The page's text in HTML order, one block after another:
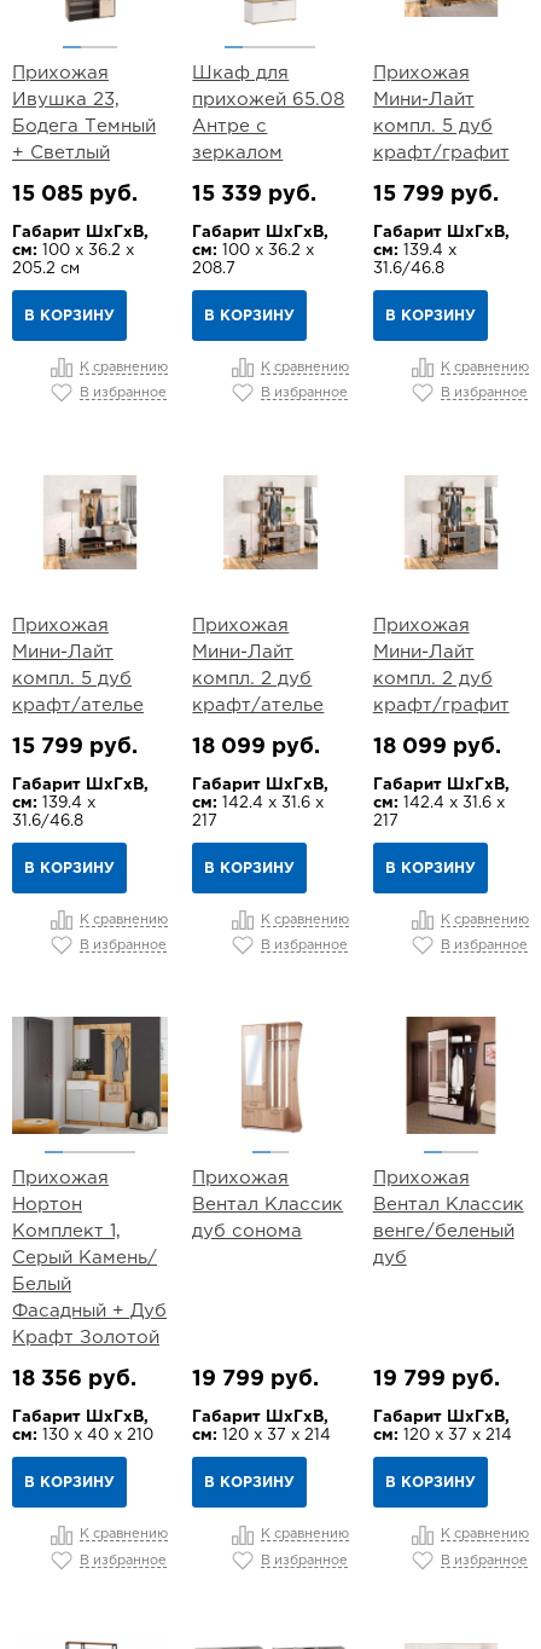
Прихожая
Ивушка 23,
Бодега Темный
+ Светлый
15 085 руб.
Габарит ШхГхВ,
см: 100 х 36.2 х
205.2 см
В КОРЗИНУ
К сравнению
В избранное
Шкаф для
прихожей 65.08
Антре с
зеркалом
15 339 руб.
Габарит ШхГхВ,
см:
100 х 36.2 х
208.7
В КОРЗИНУ
К сравнению
В избранное
Прихожая
Мини-Лайт
компл. 5 дуб
крафт/графит
15 799 руб.
Габарит ШхГхВ,
см: 139.4 х
31.6/46.8
В КОРЗИНУ
К сравнению
В избранное
Прихожая
Мини-Лайт
компл. 5 дуб
крафт/ателье
15 799 руб.
Габарит ШхГхВ,
см: 139.4 х
31.6/46.8
В КОРЗИНУ
К сравнению
В избранное
Прихожая
Мини-Лайт
компл. 2 дуб
крафт/ателье
18 099 руб.
Габарит ШхГхВ,
см:
142.4 х 31.6 х
217
В КОРЗИНУ
К сравнению
В избранное
Прихожая
Мини-Лайт
компл. 2 дуб
крафт/графит
18 099 руб.
Габарит ШхГхВ,
см: 142.4 х 31.6 х
217
В КОРЗИНУ
К сравнению
В избранное
Прихожая
Нортон
Комплект 1,
Серый Камень/
Белый
Фасадный + Дуб
Крафт Золотой
18 356 руб.
Габарит ШхГхВ,
см: 130 х 40 х 210
В КОРЗИНУ
К сравнению
В избранное
Прихожая
Вентал Классик
дуб сонома
19 799 руб.
Габарит ШхГхВ,
см:
120 х 37 х 214
В КОРЗИНУ
К сравнению
В избранное
Прихожая
Вентал Классик
венге/беленый
дуб
19 799 руб.
Габарит ШхГхВ,
см: 120 х 37 х 214
В КОРЗИНУ
К сравнению
В избранное